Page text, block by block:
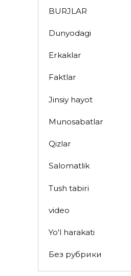
BURJLAR
Dunyodagi
Erkaklar
Faktlar
Jinsiy hayot
Munosabatlar
Qizlar
Salomatlik
Tush tabiri
video
Yo'l harakati
Без рубрики